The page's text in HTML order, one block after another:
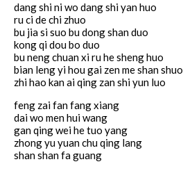
dang shi ni wo dang shi yan huo
ru ci de chi zhuo
bu jia si suo bu dong shan duo
kong qi dou bo duo
bu neng chuan xi ru he sheng huo
bian leng yi hou gai zen me shan shuo
zhi hao kan ai qing zan shi yun luo
feng zai fan fang xiang
dai wo men hui wang
gan qing wei he tuo yang
zhong yu yuan chu qing lang
shan shan fa guang